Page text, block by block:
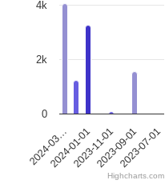
2024-03…
2024-01-012023-11-012023-09-012023-07-01
0
2k
4k
Highcharts.com